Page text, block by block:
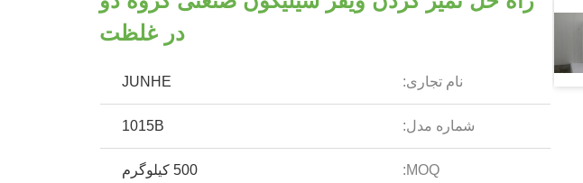
در غلظت
نام تجاری: JUNHE
شماره مدل: 1015B
MOQ: 500 کیلوگرم